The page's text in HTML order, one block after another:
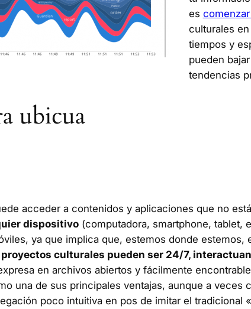
es
culturales
tiempos y
pueden
tendencias
ubicua
acceder a contenidos y aplicaciones que no
dispositivo (computadora, smartphone, tablet,
ya que implica que, estemos donde estemos,
culturales pueden ser 24/7,
en archivos abiertos y fácilmente
una de sus principales ventajas, aunque a veces
poco intuitiva en pos de imitar el tradicional